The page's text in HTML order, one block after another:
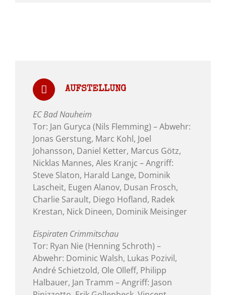
AUFSTELLUNG
EC Bad Nauheim
Tor: Jan Guryca (Nils Flemming) – Abwehr:
Jonas Gerstung, Marc Kohl, Joel
Johansson, Daniel Ketter, Marcus Götz,
Nicklas Mannes, Ales Kranjc – Angriff:
Steve Slaton, Harald Lange, Dominik
Lascheit, Eugen Alanov, Dusan Frosch,
Charlie Sarault, Diego Hofland, Radek
Krestan, Nick Dineen, Dominik Meisinger
Eispiraten Crimmitschau
Tor: Ryan Nie (Henning Schroth) –
Abwehr: Dominic Walsh, Lukas Pozivil,
André Schietzold, Ole Olleff, Philipp
Halbauer, Jan Tramm – Angriff: Jason